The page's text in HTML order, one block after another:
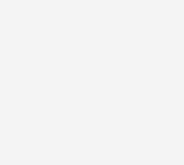
fällt der Absatz von
Mai 2024 mit einem Rückgang
Anmerkung), abgesetzt
aus Herstellersicht weit unter den
Installation von